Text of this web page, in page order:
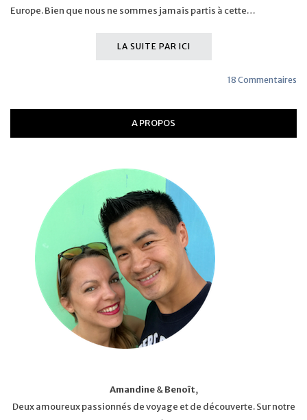
Europe. Bien que nous ne sommes jamais partis à cette…
LA SUITE PAR ICI
18 Commentaires
A PROPOS
Amandine&Benoît,
Deux amoureux passionnés de voyage et de découverte. Sur notre